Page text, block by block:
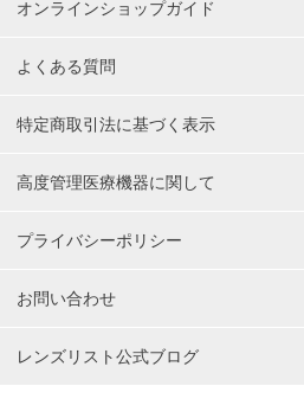
オンラインショップガイド
よくある質問
特定商取引法に基づく表示
高度管理医療機器に関して
プライバシーポリシー
お問い合わせ
レンズリスト公式ブログ